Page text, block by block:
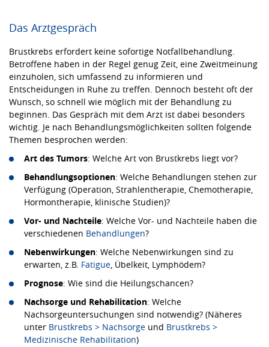
Das Arztgespräch
Brustkrebs erfordert keine sofortige Notfallbehandlung.
Betroffene haben in der Regel genug Zeit, eine Zweitmeinung
einzuholen, sich umfassend zu informieren und
Entscheidungen in Ruhe zu treffen. Dennoch besteht oft der
Wunsch, so schnell wie möglich mit der Behandlung zu
beginnen. Das Gespräch mit dem Arzt ist dabei besonders
wichtig. Je nach Behandlungsmöglichkeiten sollten folgende
Themen besprochen werden:
Art des Tumors: Welche Art von Brustkrebs liegt vor?
Behandlungsoptionen: Welche Behandlungen stehen zur
Verfügung (Operation, Strahlentherapie, Chemotherapie,
Hormontherapie, klinische Studien)?
Vor- und Nachteile: Welche Vor- und Nachteile haben die
verschiedenen Behandlungen?
Nebenwirkungen: Welche Nebenwirkungen sind zu
erwarten, z.B. Fatigue , Übelkeit, Lymphödem?
Prognose: Wie sind die Heilungschancen?
Nachsorge und Rehabilitation: Welche
Nachsorgeuntersuchungen sind notwendig? (Näheres
unter Brustkrebs > Nachsorge und Brustkrebs >
Medizinische Rehabilitation)